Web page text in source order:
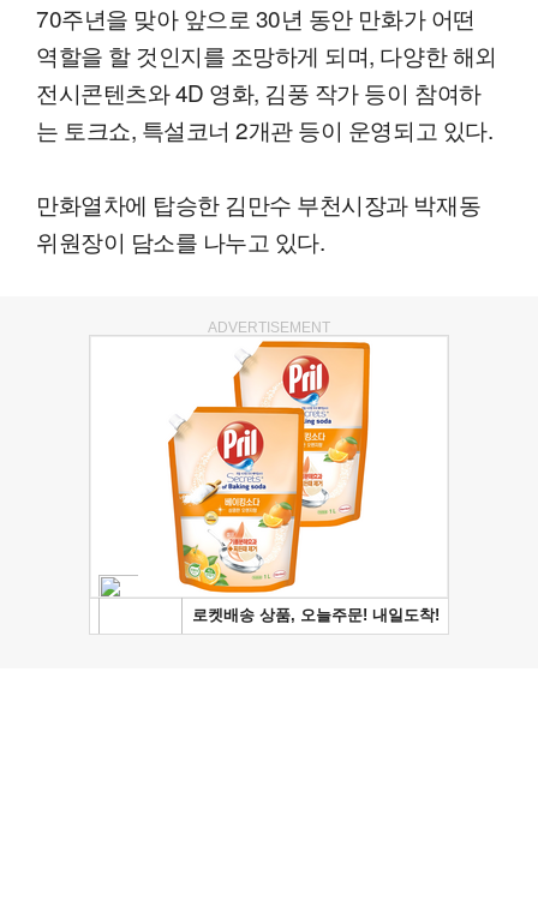
70주년을 맞아 앞으로 30년 동안 만화가 어떤
역할을 할 것인지를 조망하게 되며, 다양한 해외
전시콘텐츠와 4D 영화, 김풍 작가 등이 참여하
는 토크쇼, 특설코너 2개관 등이 운영되고 있다.
만화열차에 탑승한 김만수 부천시장과 박재동
위원장이 담소를 나누고 있다.
ADVERTISEMENT